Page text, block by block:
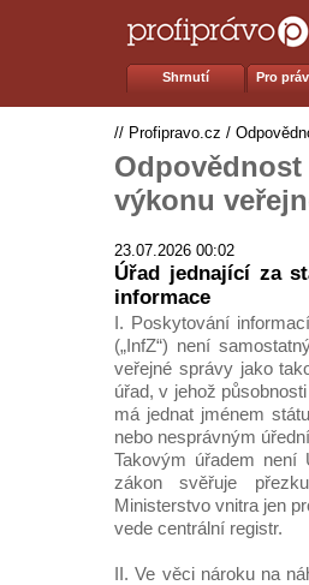
Shrnutí Pro
// Profipravo.cz /
výkonu
23.07.2026 00:02
Úřad jednající za
informace
I. Poskytování
(„InfZ“) není
veřejné správy jako
úřad, v jehož
má jednat jménem
nebo nesprávným
Takovým úřadem není
zákon svěřuje
Ministerstvo vnitra jen
vede centrální registr.
II. Ve věci nároku na